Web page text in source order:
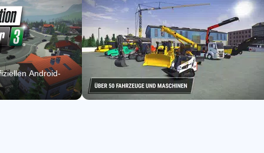
Alpenvorland angelehnte Spielkarte, und spiele in drei
unterschiedlichen Distrikten: Das Dorf, in dem Du Dein
Unternehmen gründest, ein weiträumiges Industriegebiet
und eine moderne Stadt. Erkunde zwischen Deinen
Aufträgen nach Herzenslust die frei befahrbare, offene
Spielwelt.
Android-